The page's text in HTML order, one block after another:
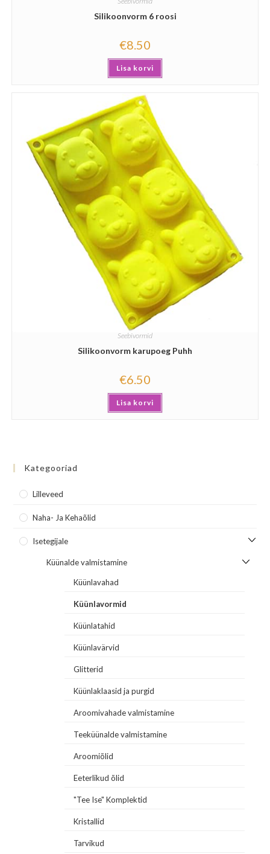
Silikoonvorm 6 roosi
€8.50
Lisa korvi
Seebivormid
Silikoonvorm karupoeg Puhh
€6.50
Lisa korvi
Kategooriad
Lilleveed
Naha- Ja Kehaõlid
Isetegijale
Küünalde valmistamine
Küünlavahad
Küünlavormid
Küünlatahid
Küünlavärvid
Glitterid
Küünlaklaasid ja purgid
Aroomivahade valmistamine
Teeküünalde valmistamine
Aroomiõlid
Eeterlikud õlid
"Tee Ise" Komplektid
Kristallid
Tarvikud